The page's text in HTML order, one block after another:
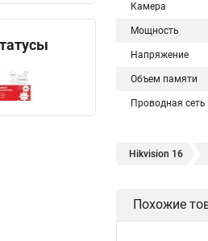
Камера
Мощность
Напряжение
Объем памяти
Проводная сеть
Hikvision 16
Похожие